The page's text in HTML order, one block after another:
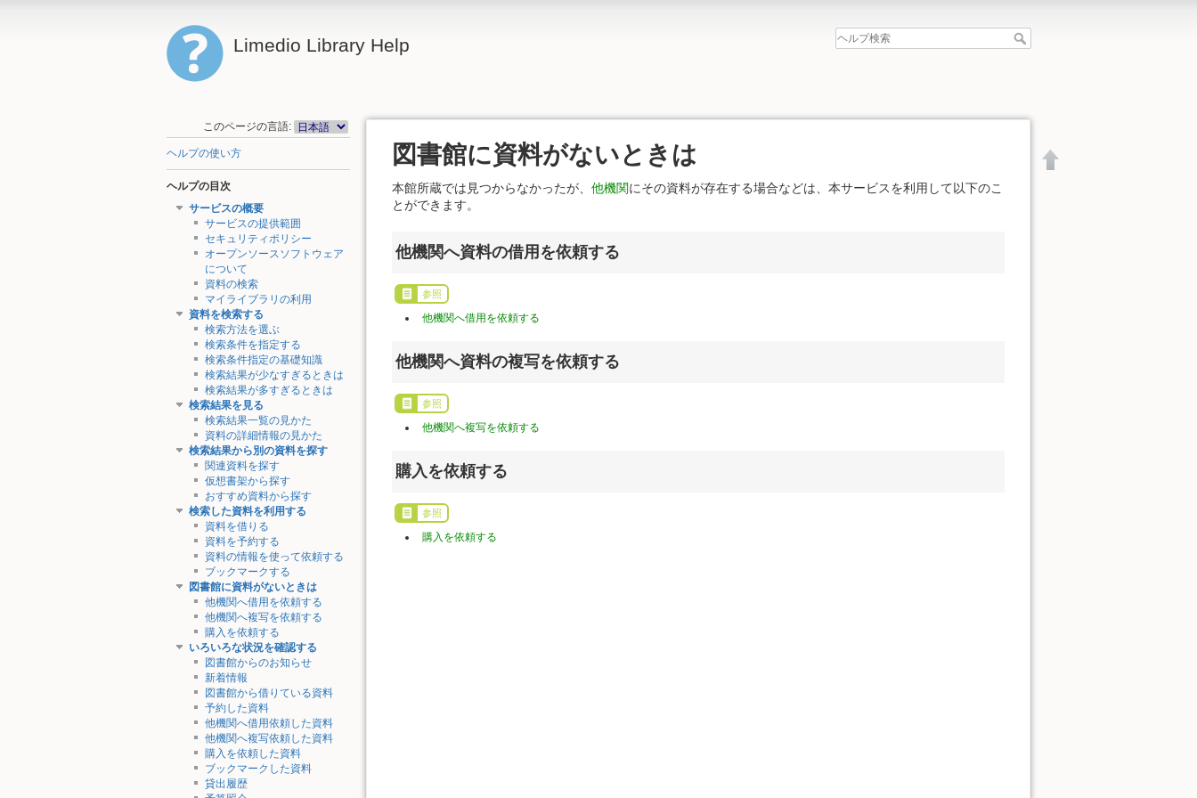
Limedio Library Help
このページの言語:
ヘルプの使い方
ヘルプの目次
サービスの概要
サービスの提供範囲
セキュリティポリシー
オープンソースソフトウェア
について
資料の検索
マイライブラリの利用
資料を検索する
検索方法を選ぶ
検索条件を指定する
検索条件指定の基礎知識
検索結果が少なすぎるときは
検索結果が多すぎるときは
検索結果を見る
検索結果一覧の見かた
資料の詳細情報の見かた
検索結果から別の資料を探す
関連資料を探す
仮想書架から探す
おすすめ資料から探す
検索した資料を利用する
資料を借りる
資料を予約する
資料の情報を使って依頼する
ブックマークする
図書館に資料がないときは
他機関へ借用を依頼する
他機関へ複写を依頼する
購入を依頼する
いろいろな状況を確認する
図書館からのお知らせ
新着情報
図書館から借りている資料
予約した資料
他機関へ借用依頼した資料
他機関へ複写依頼した資料
購入を依頼した資料
ブックマークした資料
貸出履歴
図書館に資料がないときは
本館所蔵では見つからなかったが、 他機関にその資料が存在する場合などは、本サービスを利用して以下のこ
とができます。
他機関へ資料の借用を依頼する
参照
他機関へ借用を依頼する
他機関へ資料の複写を依頼する
参照
他機関へ複写を依頼する
購入を依頼する
参照
購入を依頼する